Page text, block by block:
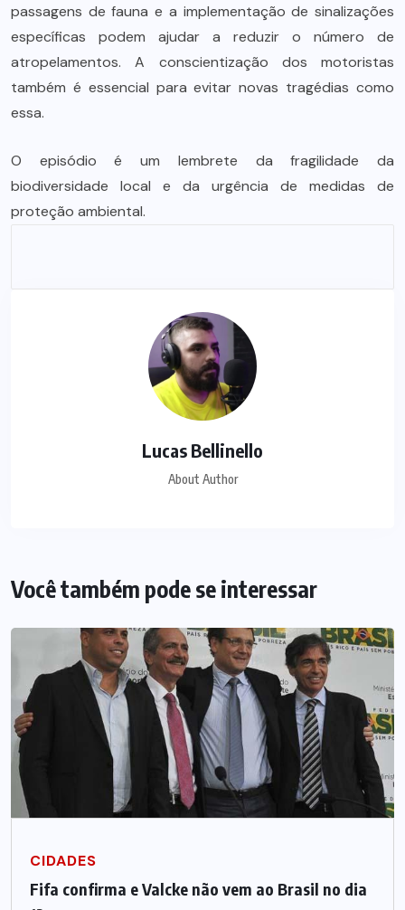
passagens de fauna e a implementação de sinalizações
específicas podem ajudar a reduzir o número de
atropelamentos. A conscientização dos motoristas
também é essencial para evitar novas tragédias como
essa.
O episódio é um lembrete da fragilidade da
biodiversidade local e da urgência de medidas de
proteção ambiental.
Lucas Bellinello
About Author
Você também pode se interessar
CIDADES
Fifa confirma e Valcke não vem ao Brasil no dia